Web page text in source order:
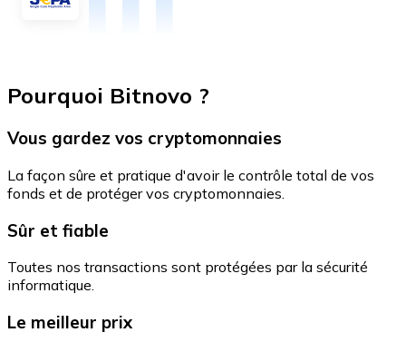
Pourquoi Bitnovo ?
Vous gardez vos cryptomonnaies
La façon sûre et pratique d'avoir le contrôle total de vos
fonds et de protéger vos cryptomonnaies.
Sûr et fiable
Toutes nos transactions sont protégées par la sécurité
informatique.
Le meilleur prix